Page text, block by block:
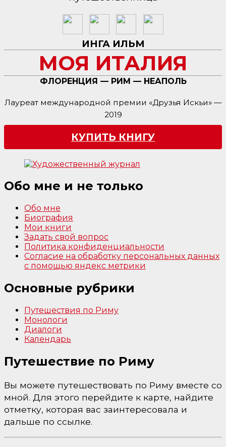
ИНГА ИЛЬМ
МОЯ ИТАЛИЯ
ФЛОРЕНЦИЯ — РИМ — НЕАПОЛЬ
Лауреат международной премии «Друзья Искьи» —
2019
КУПИТЬ КНИГУ
Обо мне и не только
Обо мне
Биография
Мои книги
Задать свой вопрос
Политика конфиденциальности
Согласие на обработку персональных данных
с помощью яндекс метрики
Основные рубрики
Путешествия по Риму
Монологи
Диалоги
Календарь
Путешествие по Риму
Вы можете путешествовать по Риму вместе со
мной. Для этого перейдите к карте, найдите
отметку, которая вас заинтересовала и
дальше по ссылке.